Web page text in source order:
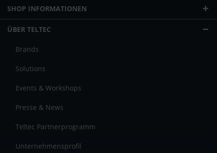
SHOP INFORMATIONEN
ÜBER TELTEC
Brands
Solutions
Events & Workshops
Presse & News
Teltec Partnerprogramm
Unternehmensprofil